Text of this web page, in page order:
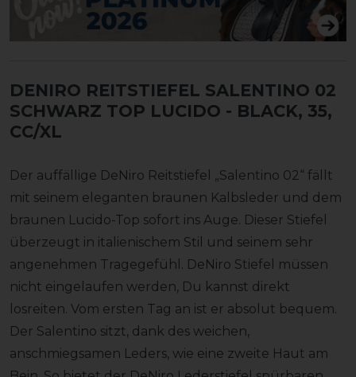
DENIRO REITSTIEFEL SALENTINO 02
SCHWARZ TOP LUCIDO - BLACK, 35,
CC/XL
Der auffällige DeNiro Reitstiefel „Salentino 02“ fällt
mit seinem eleganten braunen Kalbsleder und dem
braunen Lucido-Top sofort ins Auge. Dieser Stiefel
überzeugt in italienischem Stil und seinem sehr
angenehmen Tragegefühl. DeNiro Stiefel müssen
nicht eingelaufen werden, Du kannst direkt
losreiten. Vom ersten Tag an ist er absolut bequem.
Der Salentino sitzt, dank des weichen,
anschmiegsamen Leders, wie eine zweite Haut am